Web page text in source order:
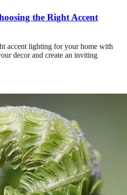
the Right Accent
accent lighting for your home with
decor and create an inviting